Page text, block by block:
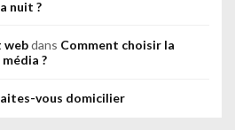
nuit ?
webdans Comment choisir la
?
vous domicilier